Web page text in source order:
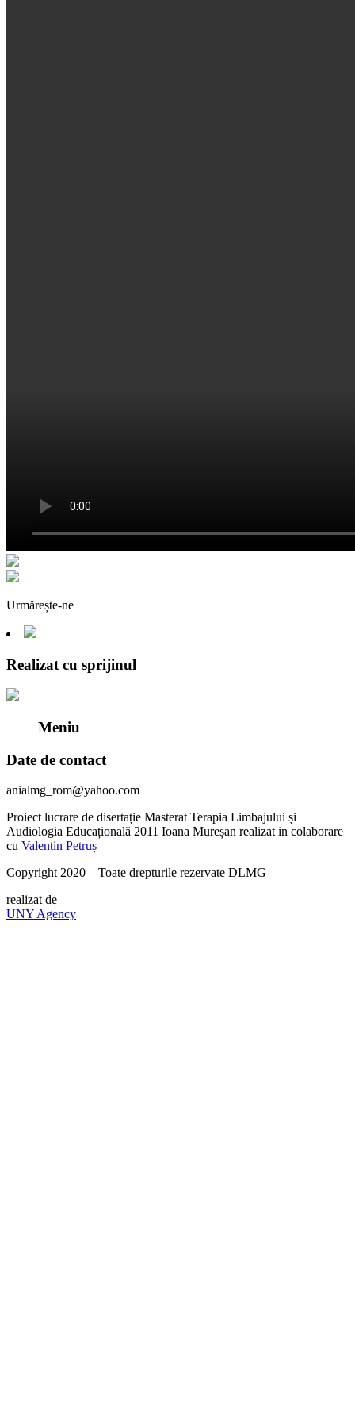
Urmărește-ne
Realizat cu sprijinul
Meniu
Date de contact
anialmg_rom@yahoo.com
Proiect lucrare de disertație Masterat Terapia Limbajului și
Audiologia Educațională 2011 Ioana Mureșan realizat in colaborare
cu Valentin Petruș
Copyright 2020 – Toate drepturile rezervate DLMG
realizat de
UNY Agency